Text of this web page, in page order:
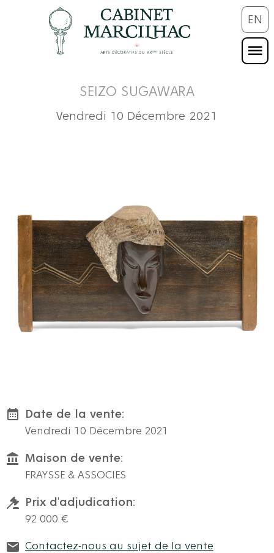
EN
SEIZO SUGAWARA
Vendredi 10 Décembre 2021
Date de la vente:
Vendredi 10 Décembre 2021
Maison de vente:
FRAYSSE & ASSOCIES
Prix d'adjudication:
92 000 €
Contactez-nous au sujet de la vente